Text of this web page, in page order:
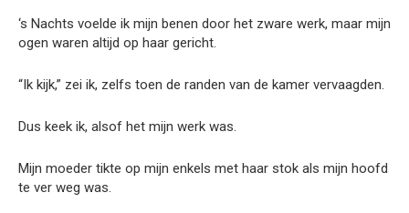
‘s Nachts voelde ik mijn benen door het zware werk, maar mijn
ogen waren altijd op haar gericht.
“Ik kijk,” zei ik, zelfs toen de randen van de kamer vervaagden.
Dus keek ik, alsof het mijn werk was.
Mijn moeder tikte op mijn enkels met haar stok als mijn hoofd
te ver weg was.